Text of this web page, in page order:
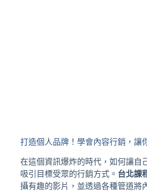
打造個人品牌！學會內容行銷，讓
在這個資訊爆炸的時代，如何讓自
吸引目標受眾的行銷方式。 台北課
攝有趣的影片，並透過各種管道將